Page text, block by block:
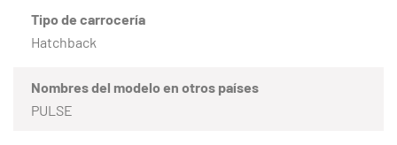
Tipo de carrocería
Hatchback
Nombres del modelo en otros países
PULSE